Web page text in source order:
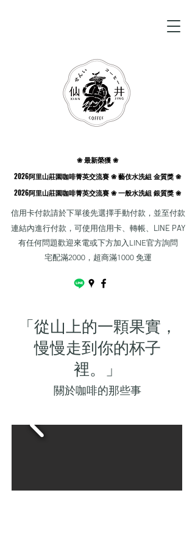
❀ 最新榮獲 ❀
2026阿里山莊園咖啡菁英交流賽 ❀ 藝伎水洗組 金質獎 ❀
2026阿里山莊園咖啡菁英交流賽 ❀ 一般水洗組 銀質獎 ❀
❀ 最新榮獲 ❀
2026阿里山莊園咖啡菁英交流賽 ❀ 藝伎水洗組 金質獎 ❀
2026阿里山莊園咖啡菁英交流賽 ❀ 一般水洗組 銀質獎 ❀
​信用卡付款請於下單後先選擇手動付款，並至付款
連結內進行付款，可使用信用卡、轉帳、 LINE PAY
有任何問題歡迎來電或下方加入LINE官方詢問
​宅配滿2000，超商滿1000 免運
「從山上的一顆果實，
慢慢走到你的杯子
裡。」
​關於咖啡的那些事